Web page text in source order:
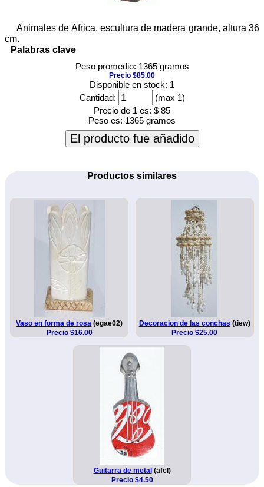
Animales de Africa, escultura de madera grande, altura 36
cm.
Palabras clave
Peso promedio: 1365 gramos
Precio $85.00
Disponible en stock: 1
Cantidad:
(max 1)
Precio de 1 es: $ 85
Peso es: 1365 gramos
El producto fue añadido
Productos similares
Vaso en forma de rosa (egae02)
Precio $16.00
Decoracion de las conchas (tiew)
Precio $25.00
Guitarra de metal(afcl)
Precio $4.50